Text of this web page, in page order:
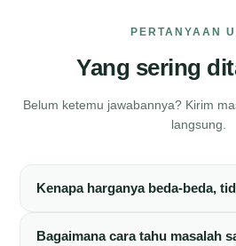
PERTANYAAN
Yang sering
Belum ketemu jawabannya? Kirim
langsung.
Kenapa harganya beda-beda,
Bagaimana cara tahu masalah